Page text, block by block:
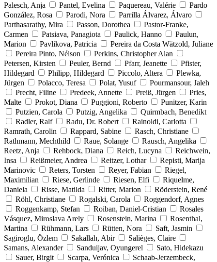
Palesch, Anja
Pantel, Evelina Paquereau, Valérie
Pardo
González, Rosa
Parodi, Nora
Parrilla Álvarez, Álvaro
Parthasarathy, Mira
Passon, Dorothea
Pastor-Franke,
Carmen
Patsiava, Panagiota Paulick, Hanno
Paulun,
Marion
Pavlikova, Patricia
Pereira da Costa Wätzold, Juliane
Pereira Pinto, Nélson
Perkins, Christopher Alan
Petersen, Kirsten
Peuler, Bernd Pfarr, Jeanette
Pfister,
Hildegard
Philipp, Hildegard Piccolo, Altera
Plewka,
Jürgen
Polacco, Teresa Polat, Yusuf
Pourmansour, Jaleh
Precht, Filine
Predeek, Annette Preiß, Jürgen
Pries,
Malte
Prokot, Diana Puggioni, Roberto
Punitzer, Karin
Putzien, Carola
Putzig, Angelika
Quirmbach, Benedikt
Radler, Ralf
Radu, Dr. Robert
Rainoldi, Carlotta
Ramrath, Carolin
Rappard, Sabine
Rasch, Christiane
Rathmann, Mechthild
Raue, Solange
Rausch, Angelika
Reetz, Anja
Rehbock, Diana Reich, Lucyna
Reichwein,
Insa
Reißmeier, Andrea Reitzer, Lothar
Repisti, Marija
Marinovic
Reters, Torsten Reyer, Fabian
Riegel,
Maximilian
Riese, Gerlinde Riesen, Elfi
Riquelme,
Daniela
Risse, Matilda Ritter, Marion
Röderstein, René
Röhl, Christiane
Rogalski, Carola
Roggendorf, Agnes
Roggenkamp, Stefan
Roiban, Daniel-Cristian
Rosales
Vásquez, Miroslava Arely
Rosenstein, Marina
Rosenthal,
Martina
Rühmann, Lars Rütten, Nora
Saft, Jasmin
Sagiroglu, Özlem
Sakallah, Abir
Salièges, Claire
Samans, Alexander
Sanduijav, Oyungerel
Sato, Hidekazu
Sauer, Birgit
Scarpa, Verónica
Schaab-Jerzembeck,